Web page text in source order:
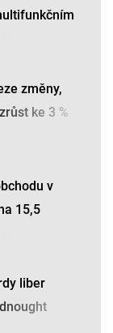
změny,
ke 3 %
v
15,5
liber